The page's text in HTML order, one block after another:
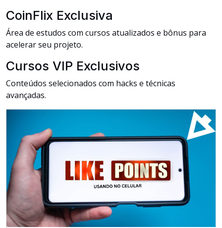
CoinFlix Exclusiva
Área de estudos com cursos atualizados e bônus para
acelerar seu projeto.
Cursos VIP Exclusivos
Conteúdos selecionados com hacks e técnicas
avançadas.